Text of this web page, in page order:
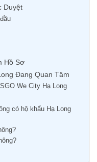
Duyệt
Hồ Sơ
Đang Quan Tâm
We City Hạ Long
có hộ khẩu Hạ Long